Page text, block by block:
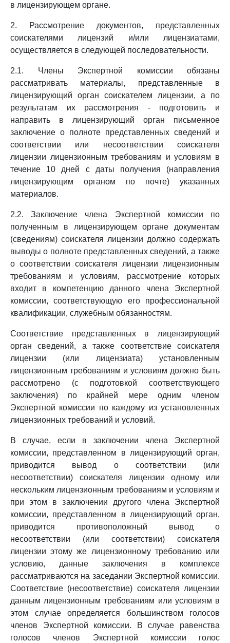
в лицензирующем органе.
2. Рассмотрение документов, представленных
соискателями лицензий и/или лицензиатами,
осуществляется в следующей последовательности.
2.1. Члены Экспертной комиссии обязаны
рассматривать материалы, представленные в
лицензирующий орган соискателем лицензии, а по
результатам их рассмотрения - подготовить и
направить в лицензирующий орган письменное
заключение о полноте представленных сведений и
соответствии или несоответствии соискателя
лицензии лицензионным требованиям и условиям в
течение 10 дней с даты получения (направления
лицензирующим органом по почте) указанных
материалов.
2.2. Заключение члена Экспертной комиссии по
полученным в лицензирующем органе документам
(сведениям) соискателя лицензии должно содержать
выводы о полноте представленных сведений, а также
о соответствии соискателя лицензии лицензионным
требованиям и условиям, рассмотрение которых
входит в компетенцию данного члена Экспертной
комиссии, соответствующую его профессиональной
квалификации, служебным обязанностям.
Соответствие представленных в лицензирующий
орган сведений, а также соответствие соискателя
лицензии (или лицензиата) установленным
лицензионным требованиям и условиям должно быть
рассмотрено (с подготовкой соответствующего
заключения) по крайней мере одним членом
Экспертной комиссии по каждому из установленных
лицензионных требований и условий.
В случае, если в заключении члена Экспертной
комиссии, представленном в лицензирующий орган,
приводится вывод о соответствии (или
несоответствии) соискателя лицензии одному или
нескольким лицензионным требованиям и условиям и
при этом в заключении другого члена Экспертной
комиссии, представленном в лицензирующий орган,
приводится противоположный вывод о
несоответствии (или соответствии) соискателя
лицензии этому же лицензионному требованию или
условию, данные заключения в комплексе
рассматриваются на заседании Экспертной комиссии.
Соответствие (несоответствие) соискателя лицензии
данным лицензионным требованиям или условиям в
этом случае определяется большинством голосов
членов Экспертной комиссии. В случае равенства
голосов членов Экспертной комиссии голос